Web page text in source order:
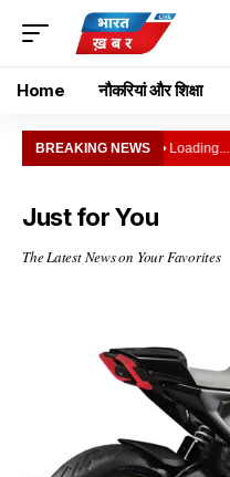
Home नौकरियां और शिक्षा
BREAKING NEWS • Loading...
Just for You
The Latest News on Your Favorites